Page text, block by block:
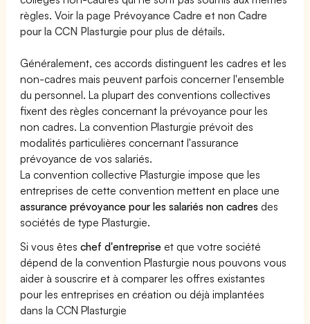
règles. Voir la page Prévoyance Cadre et non Cadre
pour la CCN Plasturgie pour plus de détails.
Généralement, ces accords distinguent les cadres et les
non-cadres mais peuvent parfois concerner l'ensemble
du personnel. La plupart des conventions collectives
fixent des règles concernant la prévoyance pour les
non cadres. La convention Plasturgie prévoit des
modalités particulières concernant l'assurance
prévoyance de vos salariés.
La convention collective Plasturgie impose que les
entreprises de cette convention mettent en place une
assurance prévoyance pour les salariés non cadres des
sociétés de type Plasturgie.
Si vous êteschef d'entreprise et que votre société
dépend de la convention Plasturgie nous pouvons vous
aider à souscrire et à comparer les offres existantes
pour les entreprises en création ou déjà implantées
dans la CCN Plasturgie